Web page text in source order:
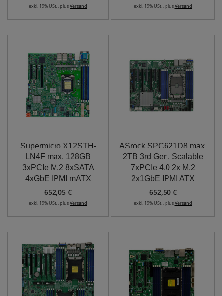
exkl. 19% USt. , plusVersand exkl. 19% USt. , plusVersand
Supermicro X12STH-
LN4F max. 128GB
3xPCIe M.2 8xSATA
4xGbE IPMI mATX
652,05 €
exkl. 19% USt. , plusVersand
ASrock SPC621D8 max.
2TB 3rd Gen. Scalable
7xPCIe 4.0 2x M.2
2x1GbE IPMI ATX
652,50 €
exkl. 19% USt. , plusVersand